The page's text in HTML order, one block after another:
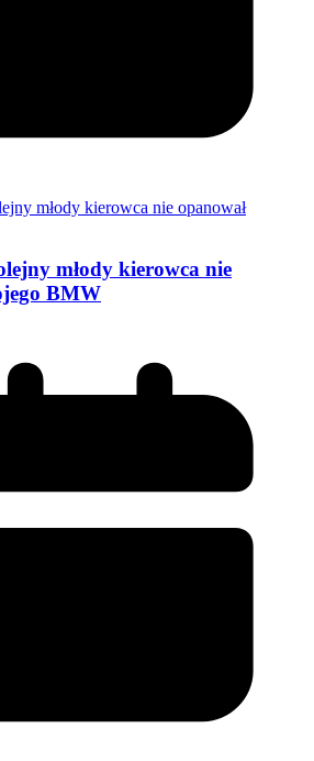
młody kierowca nie
BMW